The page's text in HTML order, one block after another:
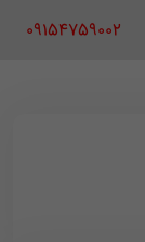
‪ 09154759002